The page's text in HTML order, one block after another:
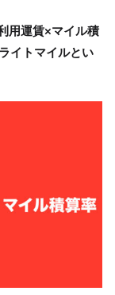
用運賃×マイル積
イトマイルとい